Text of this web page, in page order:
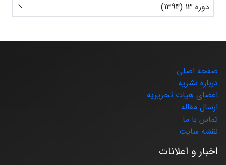
دوره 13 (1394)
صفحه اصلی
درباره نشریه
اعضای هیات تحریریه
ارسال مقاله
تماس با ما
نقشه سایت
اخبار و اعلانات